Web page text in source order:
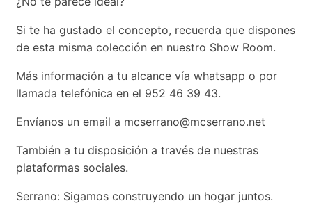
Si te ha gustado el concepto, recuerda que dispones
de esta misma colección en nuestro Show Room.
Más información a tu alcance vía whatsapp o por
llamada telefónica en el 952 46 39 43.
Envíanos un email a mcserrano@mcserrano.net
También a tu disposición a través de nuestras
plataformas sociales.
Serrano: Sigamos construyendo un hogar juntos.